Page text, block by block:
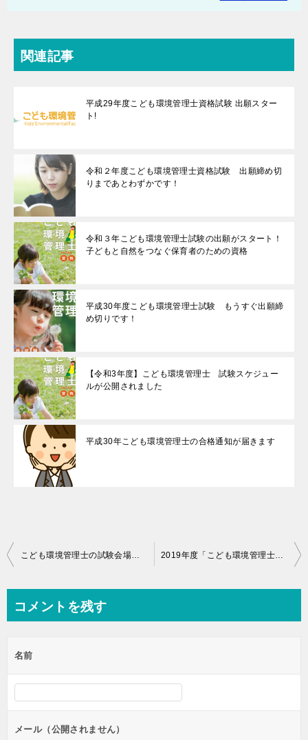
関連記事
平成29年度こども環境管理士資格試験 出願スター
ト!
令和２年度こども環境管理士資格試験 出願締め切
りまであとわずかです！
令和３年こども環境管理士試験の出願がスタート！
子どもと自然をつなぐ保育者のための資格
平成30年度こども環境管理士試験 もうすぐ出願締
め切りです！
【令和3年度】こども環境管理士 試験スケジュー
ルが公開されました
平成30年こども環境管理士の合格通知が届きます
投
ビ
ー
シ
ン
こども環境管理士の試験会場は？どこで受験？全国の会場をご紹介します 2019年度「こども環境管理士」2級試験の解答解説を公開しました！来年受験予定の方も必見！
コメントを残す
名前
メール（公開されません）